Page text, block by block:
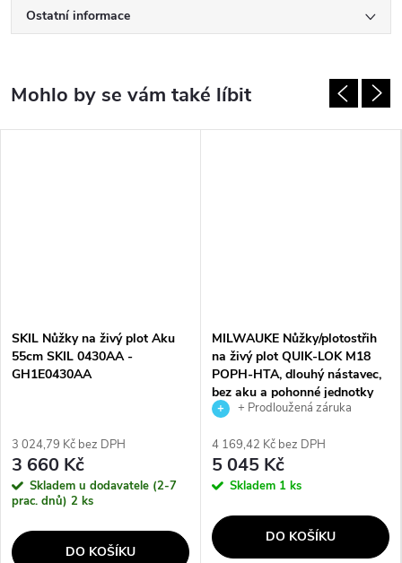
Ostatní informace
SKIL Nůžky na živý plot Aku
55cm SKIL 0430AA -
GH1E0430AA
3 024,79 Kč bez DPH
3 660 Kč
Skladem u dodavatele (2-7
prac. dnů) 2 ks
DO KOŠÍKU
MILWAUKE Nůžky/plotostřih
na živý plot QUIK-LOK M18
POPH-HTA, dlouhý nástavec,
bez aku a pohonné jednotky
(4932464959)
+ Prodloužená záruka
4 169,42 Kč bez DPH
5 045 Kč
Skladem 1 ks
DO KOŠÍKU